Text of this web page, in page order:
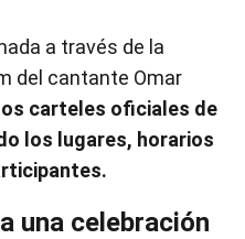
a través de la
del cantante Omar
carteles oficiales de
los lugares, horarios
una celebración